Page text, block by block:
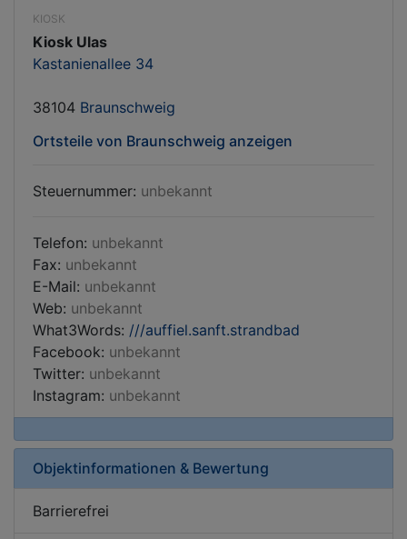
KIOSK
Kiosk Ulas
Kastanienallee 34
38104 Braunschweig
Ortsteile von Braunschweig anzeigen
Steuernummer: unbekannt
Telefon: unbekannt
Fax: unbekannt
E-Mail: unbekannt
Web: unbekannt
What3Words: ///auffiel.sanft.strandbad
Facebook: unbekannt
Twitter: unbekannt
Instagram: unbekannt
Objektinformationen & Bewertung
Barrierefrei